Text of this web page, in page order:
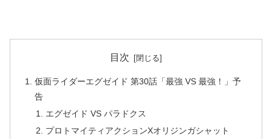
目次
仮面ライダーエグゼイド 第30話「最強 VS 最強！」予
告
エグゼイド VS パラドクス
プロトマイティアクションXオリジンガシャット